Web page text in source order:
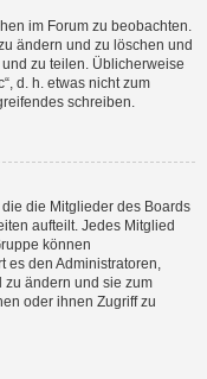
im Forum zu beobachten.
ändern und zu löschen und
zu teilen. Üblicherweise
d. h. etwas nicht zum
schreiben.
die Mitglieder des Boards
aufteilt. Jedes Mitglied
können
es den Administratoren,
zu ändern und sie zum
oder ihnen Zugriff zu